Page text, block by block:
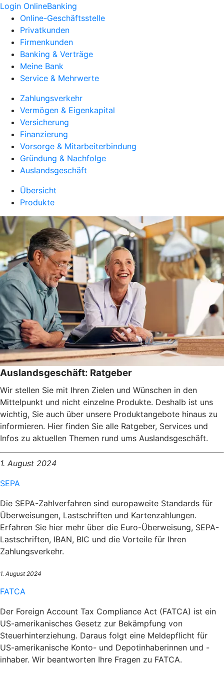
Login OnlineBanking
Online-Geschäftsstelle
Privatkunden
Firmenkunden
Banking & Verträge
Meine Bank
Service & Mehrwerte
Zahlungsverkehr
Vermögen & Eigenkapital
Versicherung
Finanzierung
Vorsorge & Mitarbeiterbindung
Gründung & Nachfolge
Auslandsgeschäft
Übersicht
Produkte
Auslandsgeschäft: Ratgeber
Wir stellen Sie mit Ihren Zielen und Wünschen in den
Mittelpunkt und nicht einzelne Produkte. Deshalb ist uns
wichtig, Sie auch über unsere Produktangebote hinaus zu
informieren. Hier finden Sie alle Ratgeber, Services und
Infos zu aktuellen Themen rund ums Auslandsgeschäft.
1. August 2024
SEPA
Die SEPA-Zahlverfahren sind europaweite Standards für
Überweisungen, Lastschriften und Kartenzahlungen.
Erfahren Sie hier mehr über die Euro-Überweisung, SEPA-
Lastschriften, IBAN, BIC und die Vorteile für Ihren
Zahlungsverkehr.
1. August 2024
FATCA
Der Foreign Account Tax Compliance Act (FATCA) ist ein
US-amerikanisches Gesetz zur Bekämpfung von
Steuerhinterziehung. Daraus folgt eine Meldepflicht für
US-amerikanische Konto- und Depotinhaberinnen und -
inhaber. Wir beantworten Ihre Fragen zu FATCA.